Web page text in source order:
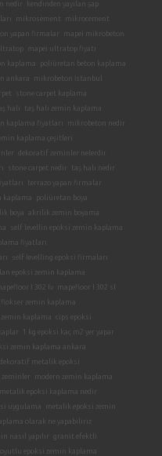
nedir
kendinden yayılan şap
mikrosement
mikrocement
yapan firmalar
mapei mikrobeton
mapei ultratop fiyatı
kaplama
poliüretan beton kaplama
ankara
mikrobeton İstanbul
stone carpet kaplama
halı
taş halı zemin kaplama
kaplama fiyatları
mikrobeton nedir
kaplama çeşitleri
dekoratif zeminler nelerdir
stone carpet nedir
taş halı nedir
terrazo yapan firmalar
kaplama
poliüretan boya
boya
akrilik zemin boyama
self levellin epoksi zemin kaplama
fiyatları
self levelling epoksi firmaları
epoksi zemin kaplama
I 302 lv
mapefloor I 302 sl
flokser zemin kaplama
kaplama
cips epoksi
1 kg epoksi kaç m2 yer yapar
zemin kaplama ankara
dekoratif metalik epoksi
zeminler
modern zemin kaplama
metalik epoksi kaplama nedir
uygulama
metalik epoksi zemin
olarak ne yapabiliriz
nasıl yapılır
granit efektli
epoksi zemin kaplama